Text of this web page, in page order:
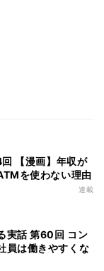
【漫画】年収が
を使わない理由
連載
実話 第60回 コン
員は働きやすくな